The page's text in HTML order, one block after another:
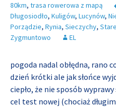
80km, trasa rowerowa z mapą
Długosiodło, Kuligów, Lucynów,
Porządzie, Rynia, Sieczychy,
Zygmuntowo
EL
pogoda nadal obłędna, rano
dzień krótki ale jak słońce
ciepło, że nie sposób
cel test nowej (chociaż